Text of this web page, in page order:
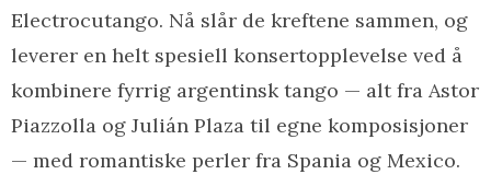
Electrocutango. Nå slår de kreftene sammen, og
leverer en helt spesiell konsertopplevelse ved å
kombinere fyrrig argentinsk tango — alt fra Astor
Piazzolla og Julián Plaza til egne komposisjoner
— med romantiske perler fra Spania og Mexico.